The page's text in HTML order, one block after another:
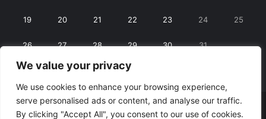
We value your privacy
We use cookies to enhance your browsing experience,
serve personalised ads or content, and analyse our traffic.
By clicking "Accept All", you consent to our use of cookies.
19 20 21 22 23 24 25
26 27 28 29 30 31
« sept. nov. »
© Copyright 2026, All Rights Reserved | RexNet